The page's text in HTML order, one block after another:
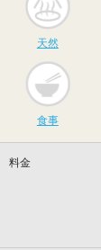
天然
食事
料金